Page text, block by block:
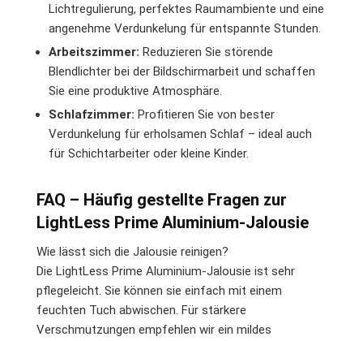
Lichtregulierung, perfektes Raumambiente und eine
angenehme Verdunkelung für entspannte Stunden.
Arbeitszimmer: Reduzieren Sie störende
Blendlichter bei der Bildschirmarbeit und schaffen
Sie eine produktive Atmosphäre.
Schlafzimmer: Profitieren Sie von bester
Verdunkelung für erholsamen Schlaf – ideal auch
für Schichtarbeiter oder kleine Kinder.
FAQ – Häufig gestellte Fragen zur
LightLess Prime Aluminium-Jalousie
Wie lässt sich die Jalousie reinigen?
Die LightLess Prime Aluminium-Jalousie ist sehr
pflegeleicht. Sie können sie einfach mit einem
feuchten Tuch abwischen. Für stärkere
Verschmutzungen empfehlen wir ein mildes